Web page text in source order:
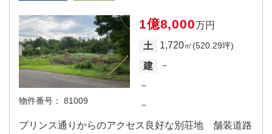
物件番号： 81009
1億8,000万円
土
1,720㎡(520.29坪)
建
－
－
－
プリンス通りからのアクセス良好な別荘地 舗装道路